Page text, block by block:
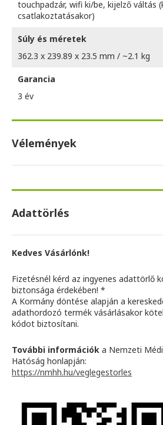
touchpadzár, wifi ki/be, kijelző váltás
csatlakoztatásakor)
Súly és méretek
362.3 x 239.89 x 23.5 mm / ~2.1 kg
Garancia
3 év
Vélemények
Adattörlés
Kedves Vásárlónk!
Fizetésnél kérd az ingyenes adattörlő
biztonsága érdekében! *
A Kormány döntése alapján a
adathordozó termék vásárlásakor
kódot biztosítani.
További információk a Nemzeti
Hatóság honlapján:
https://nmhh.hu/veglegestorles